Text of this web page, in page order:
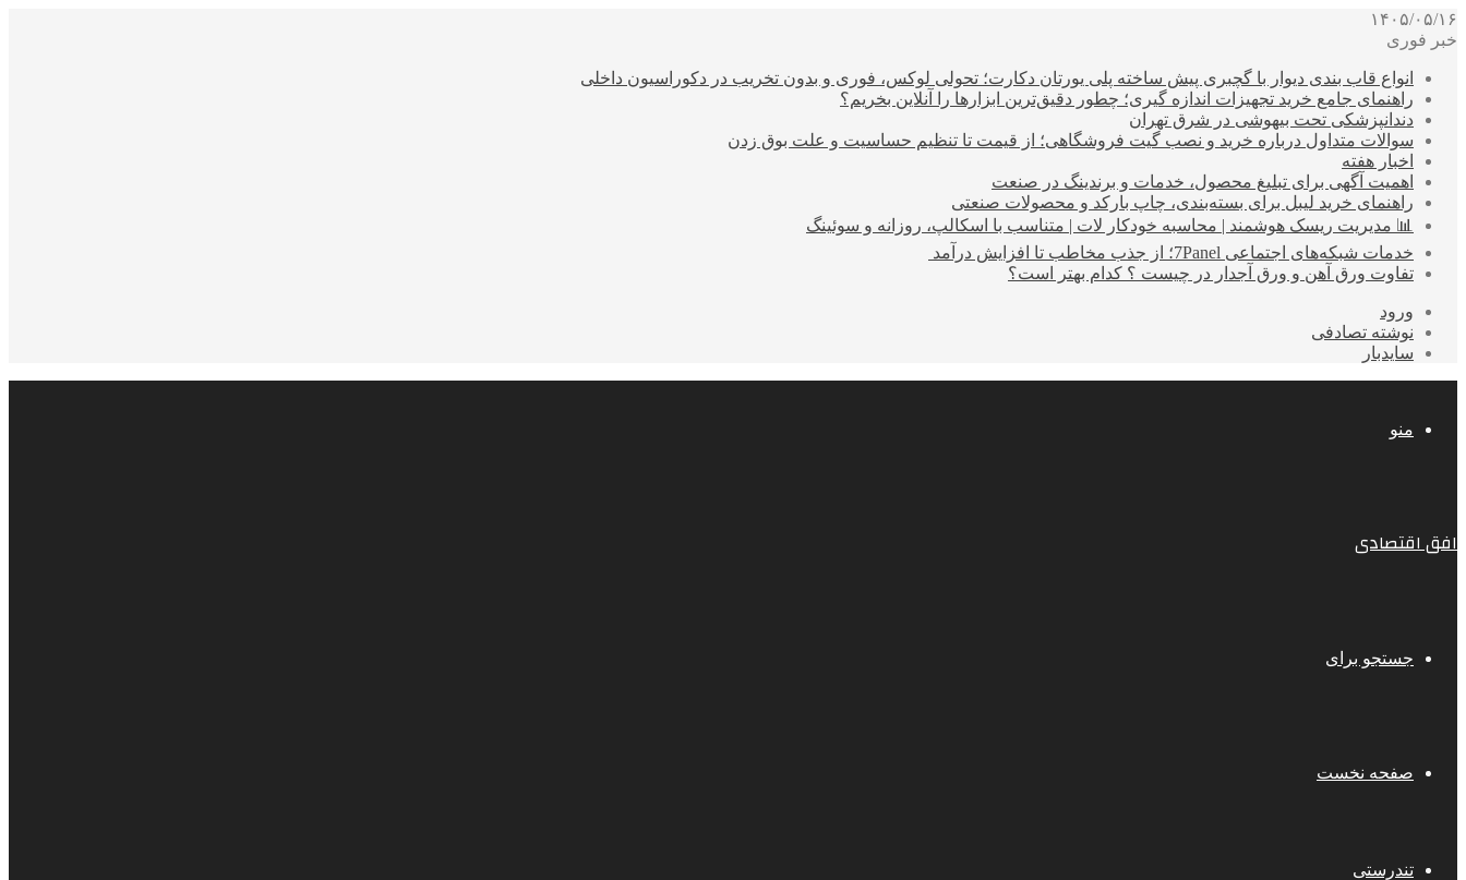
۱۴۰۵/۰۵/۱۶
خبر فوری
انواع قاب بندی دیوار با گچبری پیش ساخته پلی یورتان دکارت؛ تحولی لوکس، فوری و بدون تخریب در دکوراسیون داخلی
راهنمای جامع خرید تجهیزات اندازه گیری؛ چطور دقیق‌ترین ابزارها را آنلاین بخریم؟
دندانپزشکی تحت بیهوشی در شرق تهران
سوالات متداول درباره خرید و نصب گیت فروشگاهی؛ از قیمت تا تنظیم حساسیت و علت بوق زدن
اخبار هفته
اهمیت آگهی برای تبلیغ محصول، خدمات و برندینگ در صنعت
راهنمای خرید لیبل برای بسته‌بندی، چاپ بارکد و محصولات صنعتی
📊 مدیریت ریسک هوشمند | محاسبه خودکار لات | متناسب با اسکالپ، روزانه و سوئینگ
خدمات شبکه‌های اجتماعی 7Panel؛ از جذب مخاطب تا افزایش درآمد
تفاوت ورق آهن و ورق آجدار در چیست ؟ کدام بهتر است؟
ورود
نوشته تصادفی
سایدبار
منو
افق اقتصادی
جستجو برای
صفحه نخست
تندرستی